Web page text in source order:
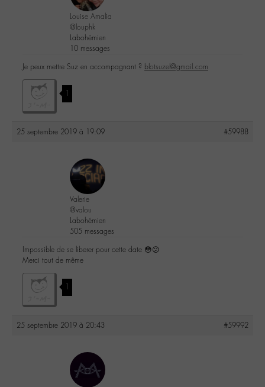
Louise Amalia
@louphk
Labohémien
10 messages
Je peux mettre Suz en accompagnant ? blotsuzel@gmail.com
1
25 septembre 2019 à 19:09 #59988
Valerie
@valou
Labohémien
505 messages
Impossible de se liberer pour cette date 😳😕
Merci tout de même
1
25 septembre 2019 à 20:43 #59992